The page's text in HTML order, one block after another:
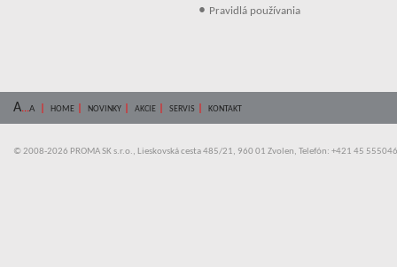
• Pravidlá používania
A...A HOME NOVINKY AKCIE SERVIS KONTAKT
© 2008-2026 PROMA SK s.r.o., Lieskovská cesta 485/21, 960 01 Zvolen, Telefón: +421 45